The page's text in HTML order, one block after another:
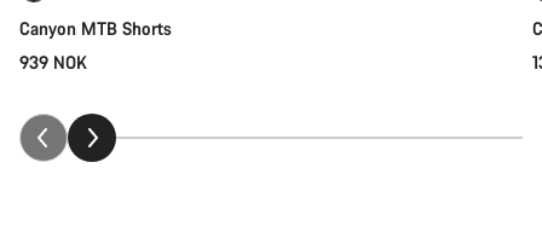
Canyon MTB Shorts
939 NOK